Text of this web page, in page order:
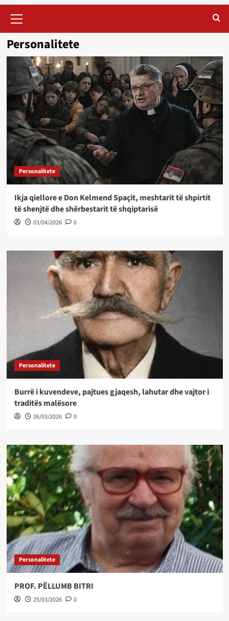
Menu
Personalitete
Personalitete
Ikja qiellore e Don Kelmend Spaçit, meshtarit të shpirtit
të shenjtë dhe shërbestarit të shqiptarisë
03/04/2026 0
Personalitete
Burrë i kuvendeve, pajtues gjaqesh, lahutar dhe vajtor i
traditës malësore
26/03/2026 0
Personalitete
PROF. PËLLUMB BITRI
25/03/2026 0